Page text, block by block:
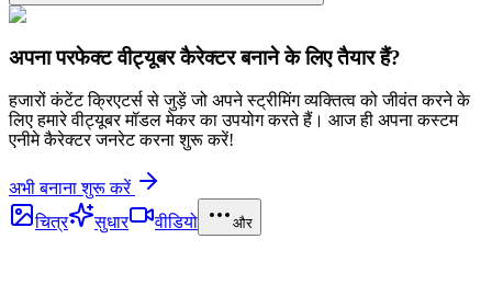
अपना परफेक्ट वीट्यूबर कैरेक्टर बनाने के लिए तैयार हैं?
हजारों कंटेंट क्रिएटर्स से जुड़ें जो अपने स्ट्रीमिंग व्यक्तित्व को जीवंत करने के
लिए हमारे वीट्यूबर मॉडल मेकर का उपयोग करते हैं। आज ही अपना कस्टम
एनीमे कैरेक्टर जनरेट करना शुरू करें!
अभी बनाना शुरू करें
चित्र
सुधार वीडियो और